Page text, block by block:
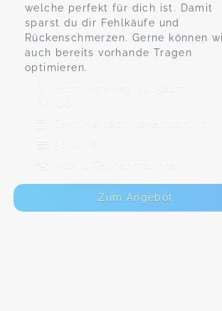
welche perfekt für dich ist. Damit
sparst du dir Fehlkäufe und
Rückenschmerzen. Gerne können
auch bereits vorhande Tragen
optimieren.
Horchemsweg 34, 56170
Termine nach Vereinbarung
50,00 €
Max. 1 TeilnehmerInnen
Zum Angebot